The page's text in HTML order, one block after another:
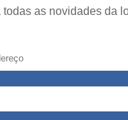
todas as novidades da